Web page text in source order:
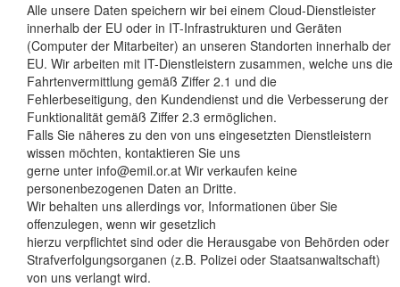
Alle unsere Daten speichern wir bei einem Cloud-Dienstleister
innerhalb der EU oder in IT-Infrastrukturen und Geräten
(Computer der Mitarbeiter) an unseren Standorten innerhalb der
EU. Wir arbeiten mit IT-Dienstleistern zusammen, welche uns die
Fahrtenvermittlung gemäß Ziffer 2.1 und die
Fehlerbeseitigung, den Kundendienst und die Verbesserung der
Funktionalität gemäß Ziffer 2.3 ermöglichen.
Falls Sie näheres zu den von uns eingesetzten Dienstleistern
wissen möchten, kontaktieren Sie uns
gerne unter info@emil.or.at Wir verkaufen keine
personenbezogenen Daten an Dritte.
Wir behalten uns allerdings vor, Informationen über Sie
offenzulegen, wenn wir gesetzlich
hierzu verpflichtet sind oder die Herausgabe von Behörden oder
Strafverfolgungsorganen (z.B. Polizei oder Staatsanwaltschaft)
von uns verlangt wird.